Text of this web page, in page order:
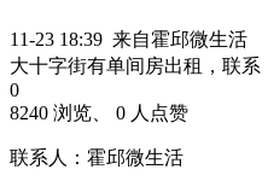
11-23 18:39 来自霍邱微生活
大十字街有单间房出租，联系
0
8240 浏览、 0 人点赞
联系人：霍邱微生活